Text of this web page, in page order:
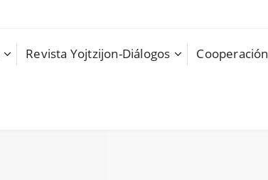
Revista Yojtzijon-Diálogos Cooperación